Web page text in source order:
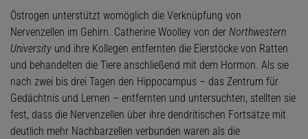
Östrogen unterstützt womöglich die Verknüpfung von
Nervenzellen im Gehirn. Catherine Woolley von der Northwestern
University und ihre Kollegen entfernten die Eierstöcke von Ratten
und behandelten die Tiere anschließend mit dem Hormon. Als sie
nach zwei bis drei Tagen den Hippocampus – das Zentrum für
Gedächtnis und Lernen – entfernten und untersuchten, stellten sie
fest, dass die Nervenzellen über ihre dendritischen Fortsätze mit
deutlich mehr Nachbarzellen verbunden waren als die